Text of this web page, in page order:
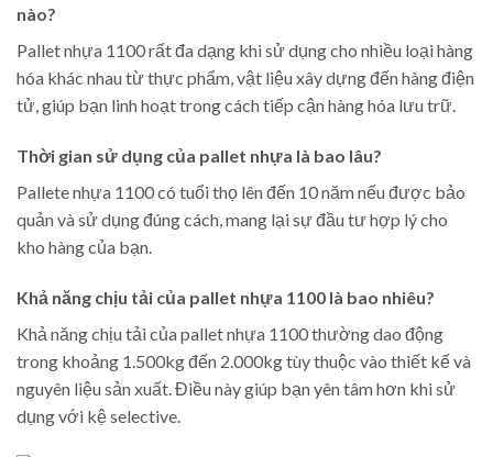
nào?
Pallet nhựa 1100 rất đa dạng khi sử dụng cho nhiều loại hàng
hóa khác nhau từ thực phẩm, vật liệu xây dựng đến hàng điện
tử, giúp bạn linh hoạt trong cách tiếp cận hàng hóa lưu trữ.
Thời gian sử dụng của pallet nhựa là bao lâu?
Pallete nhựa 1100 có tuổi thọ lên đến 10 năm nếu được bảo
quản và sử dụng đúng cách, mang lại sự đầu tư hợp lý cho
kho hàng của bạn.
Khả năng chịu tải của pallet nhựa 1100 là bao nhiêu?
Khả năng chịu tải của pallet nhựa 1100 thường dao động
trong khoảng 1.500kg đến 2.000kg tùy thuộc vào thiết kế và
nguyên liệu sản xuất. Điều này giúp bạn yên tâm hơn khi sử
dụng với kệ selective.